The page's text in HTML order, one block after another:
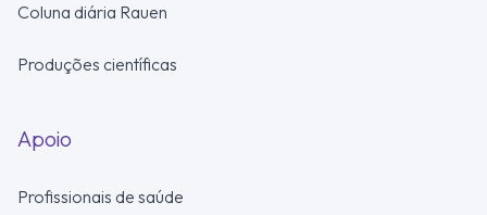
Coluna diária Rauen
Produções científicas
Apoio
Profissionais de saúde